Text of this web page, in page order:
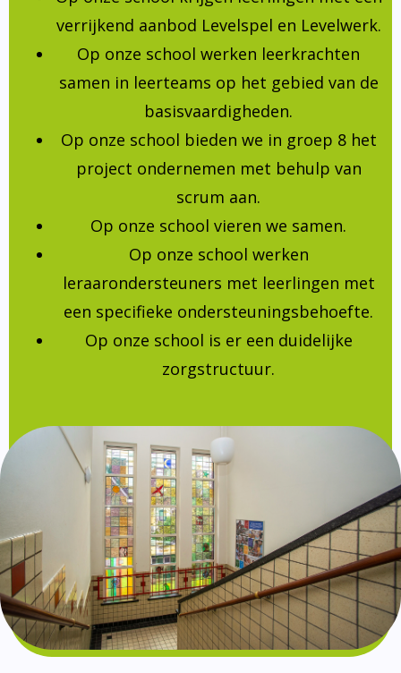
verrijkend aanbod Levelspel en Levelwerk.
Op onze school werken leerkrachten
samen in leerteams op het gebied van de
basisvaardigheden.
Op onze school bieden we in groep 8 het
project ondernemen met behulp van
scrum aan.
Op onze school vieren we samen.
Op onze school werken
leraarondersteuners met leerlingen met
een specifieke ondersteuningsbehoefte.
Op onze school is er een duidelijke
zorgstructuur.